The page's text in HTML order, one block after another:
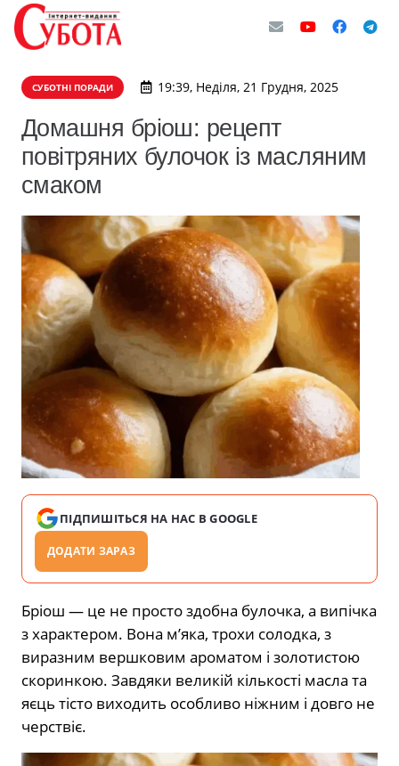
СУБОТНІ ПОРАДИ 19:39, Неділя, 21 Грудня, 2025
Домашня бріош: рецепт
повітряних булочок із масляним
смаком
ПІДПИШІТЬСЯ НА НАС В GOOGLE
ДОДАТИ ЗАРАЗ
Бріош — це не просто здобна булочка, а випічка
з характером. Вона м’яка, трохи солодка, з
виразним вершковим ароматом і золотистою
скоринкою. Завдяки великій кількості масла та
яєць тісто виходить особливо ніжним і довго не
черствіє.